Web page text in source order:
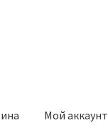
Мой аккаунт